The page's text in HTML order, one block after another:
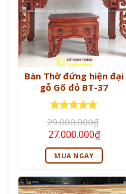
Bàn Thờ đứng hiện đại
gỗ Gõ đỏ BT-37
Được xếp
hạng55
sao
29.000.000₫
Giá
gốc
là:
29.000.000₫.
27.000.000₫Giá
hiện
tại
là:
MUA NGAY